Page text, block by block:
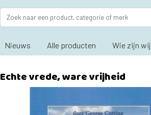
Nieuws Alle producten Wie zijn wij
Echte vrede, ware vrijheid